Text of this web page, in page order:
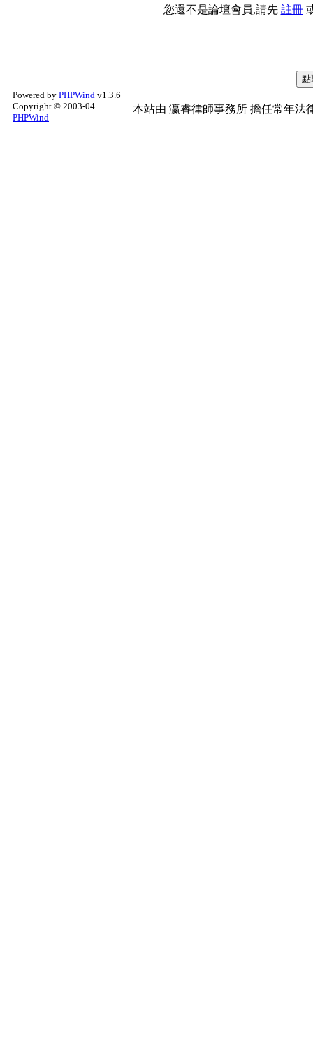
您還不是論壇會員,請先 註冊
Powered by PHPWind v1.3.6
Copyright © 2003-04
PHPWind
本站由 瀛睿律師事務所 擔任常年法